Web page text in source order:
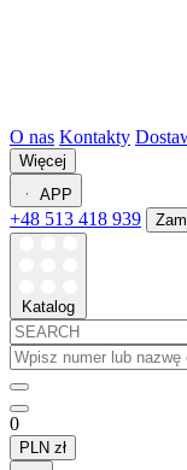
O nas Kontakty
Więcej
APP
+48 513 418 939
Katalog
0
PLN zł